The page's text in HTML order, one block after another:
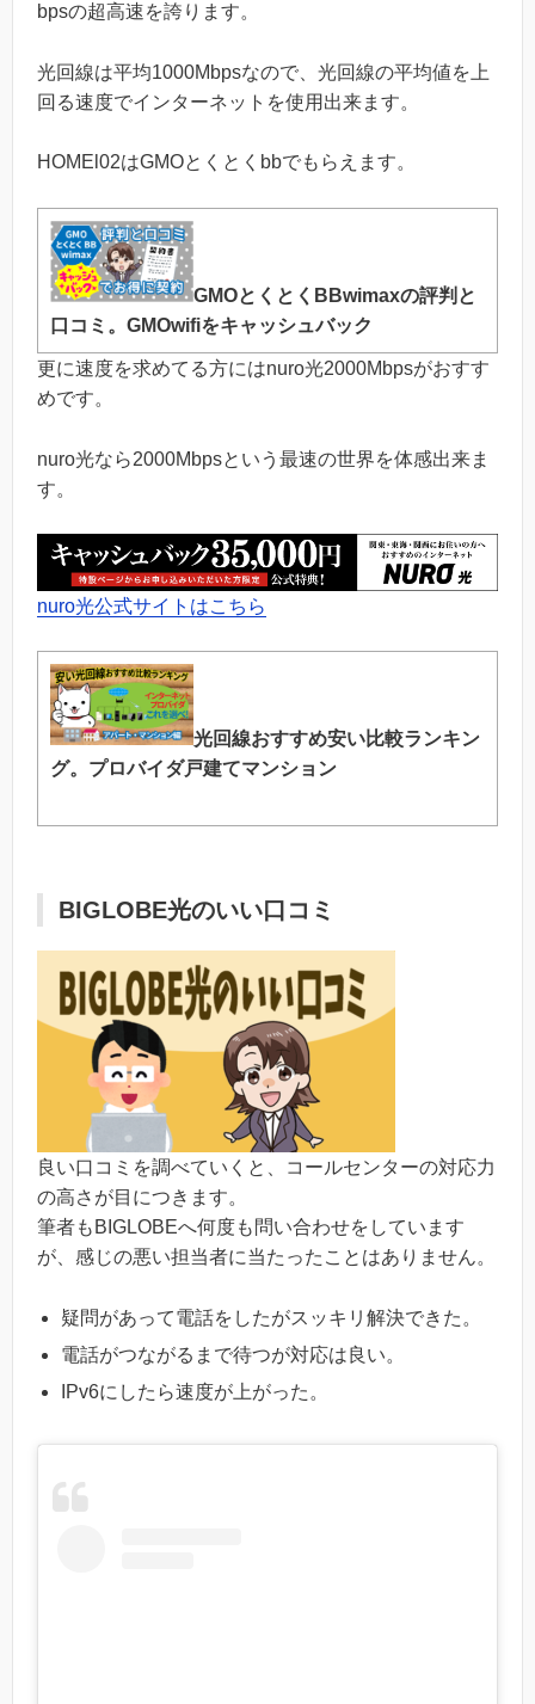
bpsの超高速を誇ります。
光回線は平均1000Mbpsなので、光回線の平均値を上
回る速度でインターネットを使用出来ます。
HOMEl02はGMOとくとくbbでもらえます。
GMOとくとくBBwimaxの評判と
口コミ。GMOwifiをキャッシュバック
更に速度を求めてる方にはnuro光2000Mbpsがおすす
めです。
nuro光なら2000Mbpsという最速の世界を体感出来ま
す。
nuro光公式サイトはこちら
光回線おすすめ安い比較ランキン
グ。プロバイダ戸建てマンション
BIGLOBE光のいい口コミ
良い口コミを調べていくと、コールセンターの対応力
の高さが目につきます。
筆者もBIGLOBEへ何度も問い合わせをしています
が、感じの悪い担当者に当たったことはありません。
疑問があって電話をしたがスッキリ解決できた。
電話がつながるまで待つが対応は良い。
IPv6にしたら速度が上がった。